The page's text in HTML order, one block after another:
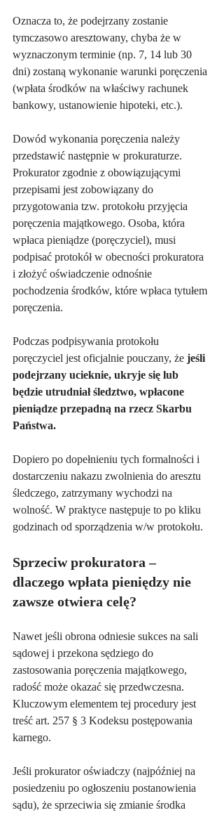
Oznacza to, że podejrzany zostanie
tymczasowo aresztowany, chyba że w
wyznaczonym terminie (np. 7, 14 lub 30
dni) zostaną wykonanie warunki poręczenia
(wpłata środków na właściwy rachunek
bankowy, ustanowienie hipoteki, etc.).
Dowód wykonania poręczenia należy
przedstawić następnie w prokuraturze.
Prokurator zgodnie z obowiązującymi
przepisami jest zobowiązany do
przygotowania tzw. protokołu przyjęcia
poręczenia majątkowego. Osoba, która
wpłaca pieniądze (poręczyciel), musi
podpisać protokół w obecności prokuratora
i złożyć oświadczenie odnośnie
pochodzenia środków, które wpłaca tytułem
poręczenia.
Podczas podpisywania protokołu
poręczyciel jest oficjalnie pouczany, że jeśli
podejrzany ucieknie, ukryje się lub
będzie utrudniał śledztwo, wpłacone
pieniądze przepadną na rzecz Skarbu
Państwa.
Dopiero po dopełnieniu tych formalności i
dostarczeniu nakazu zwolnienia do aresztu
śledczego, zatrzymany wychodzi na
wolność. W praktyce następuje to po kliku
godzinach od sporządzenia w/w protokołu.
Sprzeciw prokuratora –
dlaczego wpłata pieniędzy nie
zawsze otwiera celę?
Nawet jeśli obrona odniesie sukces na sali
sądowej i przekona sędziego do
zastosowania poręczenia majątkowego,
radość może okazać się przedwczesna.
Kluczowym elementem tej procedury jest
treść art. 257 § 3 Kodeksu postępowania
karnego.
Jeśli prokurator oświadczy (najpóźniej na
posiedzeniu po ogłoszeniu postanowienia
sądu), że sprzeciwia się zmianie środka